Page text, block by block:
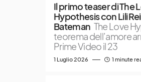
Il primo teaser di The
Hypothesis con Lili
Bateman The Love
teorema dell’amore
Prime Video il 23
1 Luglio 2026 1 minute